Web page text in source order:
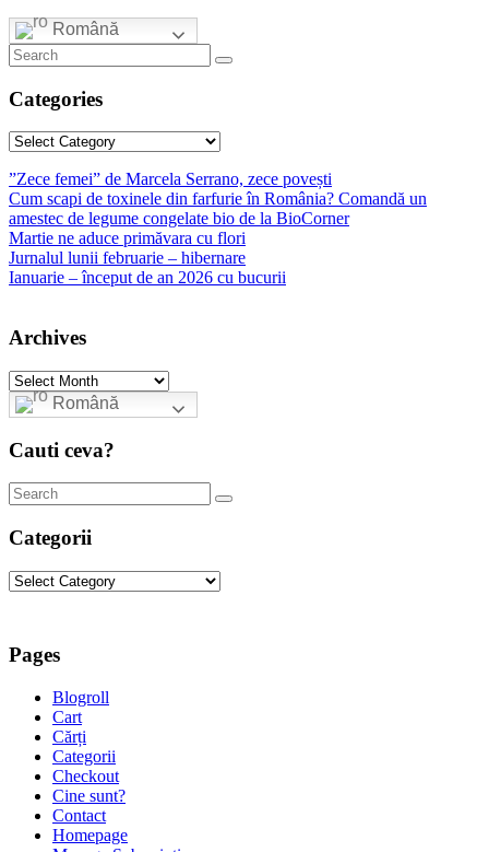
Română
Categories
Categories
”Zece femei” de Marcela Serrano, zece povești
Cum scapi de toxinele din farfurie în România? Comandă un
amestec de legume congelate bio de la BioCorner
Martie ne aduce primăvara cu flori
Jurnalul lunii februarie – hibernare
Ianuarie – început de an 2026 cu bucurii
Archives
Archives
Română
Cauti ceva?
Categorii
Categorii
Pages
Blogroll
Cart
Cărți
Categorii
Checkout
Cine sunt?
Contact
Homepage